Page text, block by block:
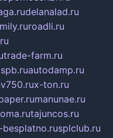
delanalad.ru
roadli.ru
trade-farm.ru
autodamp.ru
x-ton.ru
manunae.ru
tajuncos.ru
splclub.ru